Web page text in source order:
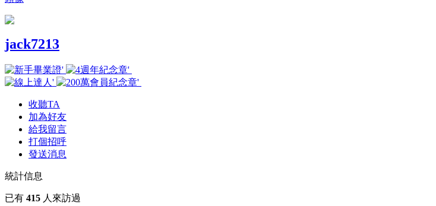
jack7213
收聽TA
加為好友
給我留言
打個招呼
發送消息
統計信息
已有 415 人來訪過